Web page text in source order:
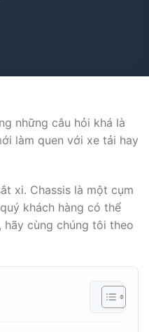
những câu hỏi khá là
làm quen với xe tải hay
xi. Chassis là một cụm
khách hàng có thể
hãy cùng chúng tôi theo